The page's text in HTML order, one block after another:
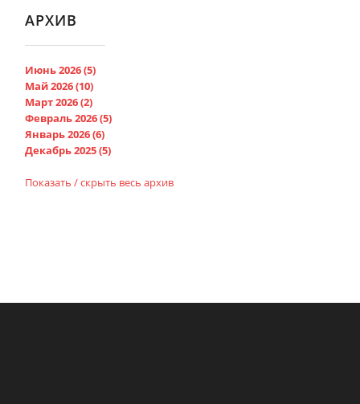
АРХИВ
Июнь 2026 (5)
Май 2026 (10)
Март 2026 (2)
Февраль 2026 (5)
Январь 2026 (6)
Декабрь 2025 (5)
Показать / скрыть весь архив